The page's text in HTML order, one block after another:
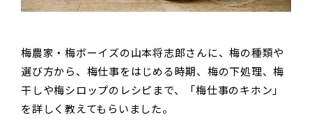
梅農家・梅ボーイズの山本将志郎さんに、梅の種類や
選び方から、梅仕事をはじめる時期、梅の下処理、梅
干しや梅シロップのレシピまで、「梅仕事のキホン」
を詳しく教えてもらいました。